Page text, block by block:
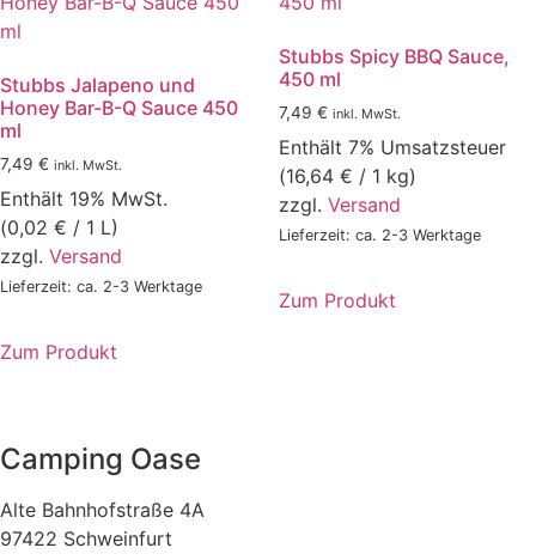
Stubbs Jalapeno und
Honey Bar-B-Q Sauce 450
ml
7,49 € inkl. MwSt.
Enthält 19% MwSt.
(0,02 € / 1 L)
zzgl. Versand
Lieferzeit: ca. 2-3 Werktage
Zum Produkt
Stubbs Spicy BBQ Sauce,
450 ml
7,49 € inkl. MwSt.
Enthält 7% Umsatzsteuer
(16,64 € / 1 kg)
zzgl. Versand
Lieferzeit: ca. 2-3 Werktage
Zum Produkt
Camping Oase
Alte Bahnhofstraße 4A
97422 Schweinfurt